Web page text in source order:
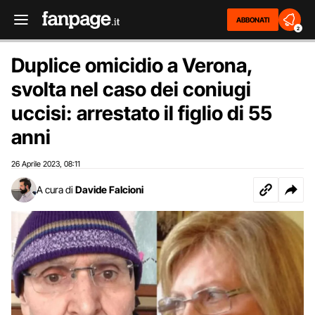
ABBONATI
2
Duplice omicidio a Verona,
svolta nel caso dei coniugi
uccisi: arrestato il figlio di 55
anni
26 Aprile 2023 08:11
A cura di Davide Falcioni